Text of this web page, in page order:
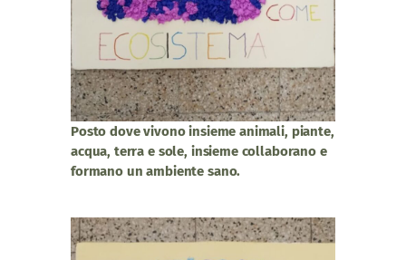
Posto dove vivono insieme animali, piante,
acqua, terra e sole, insieme collaborano e
formano un ambiente sano.